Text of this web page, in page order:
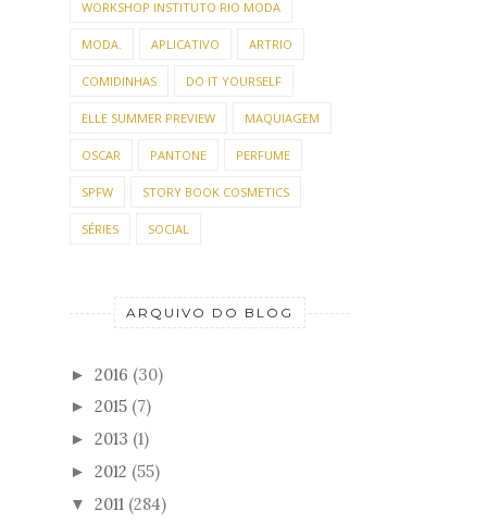
WORKSHOP INSTITUTO RIO MODA
MODA. APLICATIVO ARTRIO
COMIDINHAS DO IT YOURSELF
ELLE SUMMER PREVIEW MAQUIAGEM
OSCAR PANTONE PERFUME
SPFW STORY BOOK COSMETICS
SÉRIES SOCIAL
ARQUIVO DO BLOG
► 2016 (30)
► 2015 (7)
► 2013 (1)
► 2012 (55)
▼ 2011 (284)